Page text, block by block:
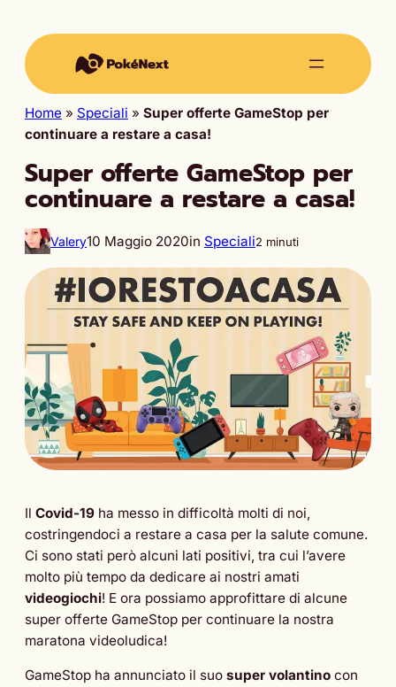
Home » Speciali » Super offerte GameStop per
continuare a restare a casa!
Super offerte GameStop per
continuare a restare a casa!
Valery10 Maggio 2020in Speciali2 minuti
Il Covid-19 ha messo in difficoltà molti di noi,
costringendoci a restare a casa per la salute comune.
Ci sono stati però alcuni lati positivi, tra cui l’avere
molto più tempo da dedicare ai nostri amati
videogiochi! E ora possiamo approfittare di alcune
super offerte GameStop per continuare la nostra
maratona videoludica!
GameStop ha annunciato il suo super volantino con